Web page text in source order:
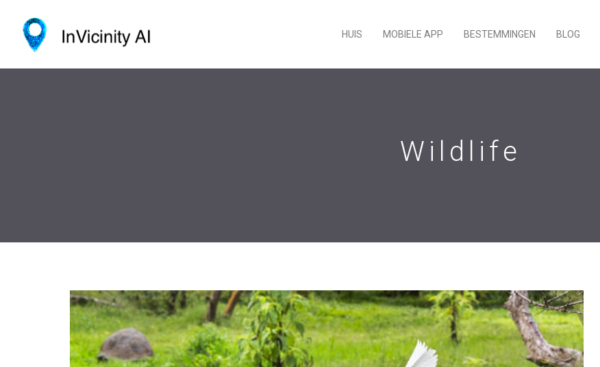
HUIS MOBIELE APP BESTEMMINGEN BLOG
Wildlife